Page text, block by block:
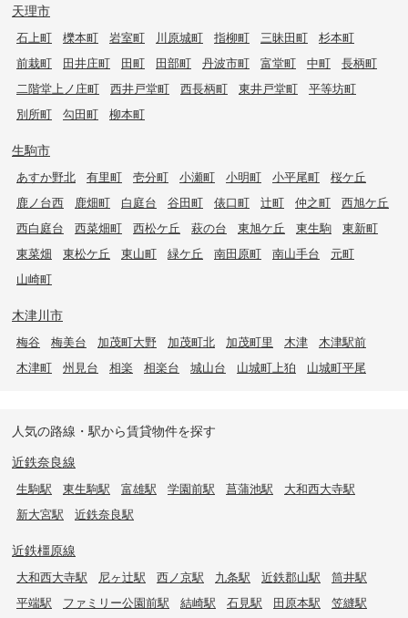
天理市
石上町 櫟本町 岩室町 川原城町 指柳町 三昧田町
杉本町
前栽町
田井庄町 田町 田部町 丹波市町 富堂町 中町
長柄町
二階堂上ノ庄町
西井戸堂町 西長柄町 東井戸堂町
平等坊町
別所町
勾田町 柳本町
生駒市
あすか野北 有里町 壱分町 小瀬町 小明町 小平尾町
桜ケ丘
鹿ノ台西
鹿畑町 白庭台 谷田町 俵口町 辻町 仲之町
西旭ケ丘
西白庭台
西菜畑町 西松ケ丘 萩の台 東旭ケ丘 東生駒
東新町
東菜畑
東松ケ丘 東山町 緑ケ丘 南田原町 南山手台
元町
山崎町
木津川市
梅谷 梅美台 加茂町大野 加茂町北 加茂町里 木津
木津駅前
木津町
州見台 相楽 相楽台 城山台 山城町上狛 山城町平尾
人気の路線・駅から賃貸物件を探す
近鉄奈良線
生駒駅 東生駒駅 富雄駅 学園前駅 菖蒲池駅
大和西大寺駅
新大宮駅
近鉄奈良駅
近鉄橿原線
大和西大寺駅 尼ヶ辻駅 西ノ京駅 九条駅 近鉄郡山駅
筒井駅
平端駅
ファミリー公園前駅 結崎駅 石見駅 田原本駅
笠縫駅